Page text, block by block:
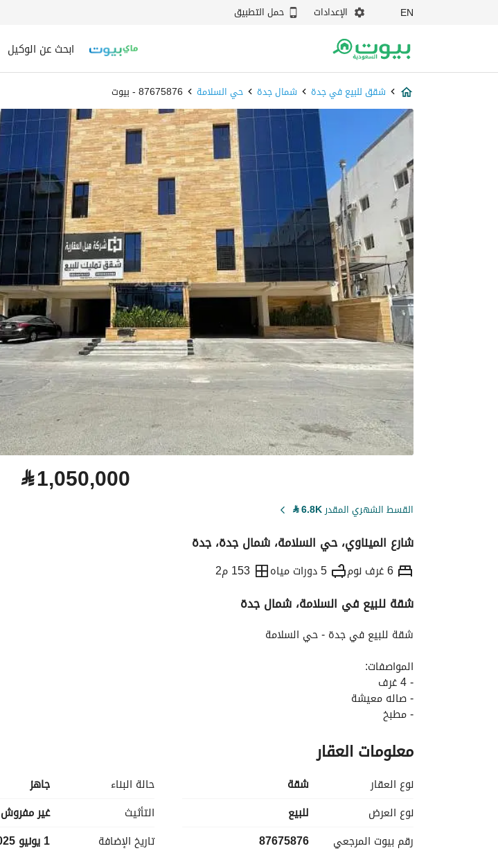
EN الإعدادات حمل التطبيق
ابحث عن الوكيل
شقق للبيع في جدة شمال جدة حي السلامة 87675876 - بيوت
⃁1,050,000
القسط الشهري المقدر6.8K
⃁
شارع الميناوي، حي السلامة، شمال جدة، جدة
6 غرف نوم 5 دورات مياه 153 م2
التفاصيل
شقة للبيع في السلامة، شمال جدة
شقة للبيع في جدة - حي السلامة
المواصفات:
- 4 غرف
- صاله معيشة
- مطبخ
المميزات:
- مدخلين
- غرفه خادمة
- غرفة سائق
- موقف خاص
- سطح خاص
معلومات العقار
نوع العقار
شقة
نوع العرض
للبيع
رقم بيوت المرجعي
87675876
حالة البناء
جاهز
التأثيث
غير مفروش
تاريخ الإضافة
1 يونيو 2025